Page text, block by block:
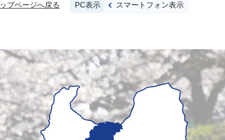
プページへ戻る PC表示 スマートフォン表示